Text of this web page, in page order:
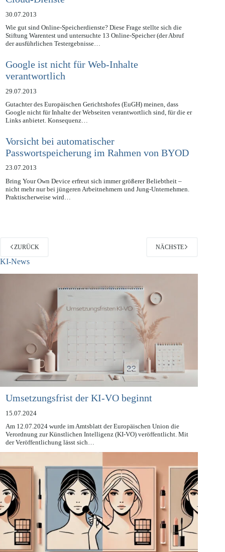
Cloud-Dienste
30.07.2013
Wie gut sind Online-Speicherdienste? Diese Frage stellte sich die
Stiftung Warentest und untersuchte 13 Online-Speicher (der Abruf
Google ist nicht für Web-Inhalte
verantwortlich
29.07.2013
Gutachter des Europäischen Gerichtshofes (EuGH) meinen, dass
Google nicht für Inhalte der Webseiten verantwortlich sind, für die er
Vorsicht bei automatischer
Passwortspeicherung im Rahmen von BYOD
23.07.2013
Bring Your Own Device erfreut sich immer größerer Beliebtheit –
nicht mehr nur bei jüngeren Arbeitnehmern und Jung-Unternehmen.
ZURÜCK
KI-News
Umsetzungsfrist der KI-VO beginnt
15.07.2024
Am 12.07.2024 wurde im Amtsblatt der Europäischen Union die
Verordnung zur Künstlichen Intelligenz (KI-VO) veröffentlicht. Mit
der Veröffentlichung lässt sich…